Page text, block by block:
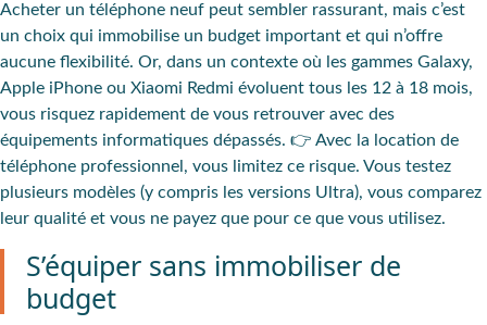
Acheter un téléphone neuf peut sembler rassurant, mais c’est
un choix qui immobilise un budget important et qui n’offre
aucune flexibilité. Or, dans un contexte où les gammes Galaxy,
Apple iPhone ou Xiaomi Redmi évoluent tous les 12 à 18 mois,
vous risquez rapidement de vous retrouver avec des
équipements informatiques dépassés. 👉 Avec la location de
téléphone professionnel, vous limitez ce risque. Vous testez
plusieurs modèles (y compris les versions Ultra), vous comparez
leur qualité et vous ne payez que pour ce que vous utilisez.
S’équiper sans immobiliser de
budget